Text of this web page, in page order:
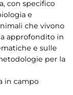
con specifico
e
che vivono
approfondito in
e sulle
per la
in campo